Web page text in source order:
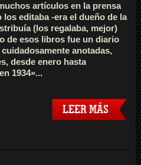
artículos en la prensa
editaba -era el dueño de la
(los regalaba, mejor)
de esos libros fue un diario
anotadas,
desde enero hasta
1934»...
LEER MÁS